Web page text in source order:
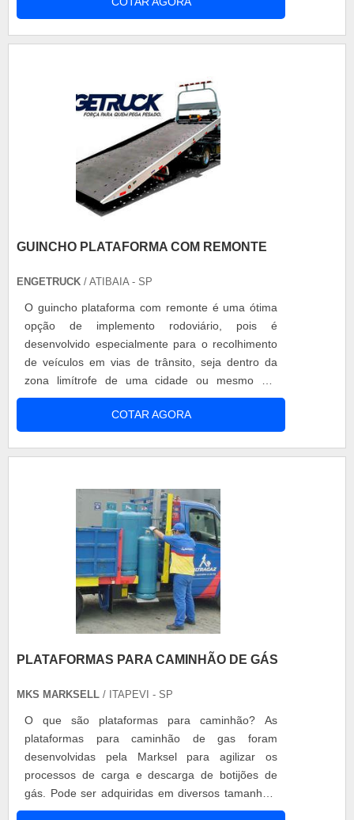
visualização de todo o processo, não agride o
meio ambiente e operadores. Vantagens do óleo
GUINCHO PLATAFORMA COM REMONTE
ENGETRUCK / ATIBAIA - SP
O guincho plataforma com remonte é uma ótima
opção de implemento rodoviário, pois é
desenvolvido especialmente para o recolhimento
de veículos em vias de trânsito, seja dentro da
zona limítrofe de uma cidade ou mesmo em
estradas e rodovias. Características do guincho
plataforma com remonte Para garantir as
melhores soluções em guincho plataforma, o ideal
COTAR AGORA
PLATAFORMAS PARA CAMINHÃO DE GÁS
MKS MARKSELL / ITAPEVI - SP
O que são plataformas para caminhão? As
plataformas para caminhão de gas foram
desenvolvidas pela Marksel para agilizar os
processos de carga e descarga de botijões de
gás. Pode ser adquiridas em diversos tamanhos,
espessuras, e capacidades de carga. Vantagens